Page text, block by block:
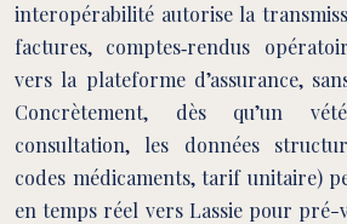
interopérabilité autorise la
factures, comptes‑rendus
vers la plateforme d’assurance,
Concrètement, dès qu’un
consultation, les données
codes médicaments, tarif unitaire)
en temps réel vers Lassie pour